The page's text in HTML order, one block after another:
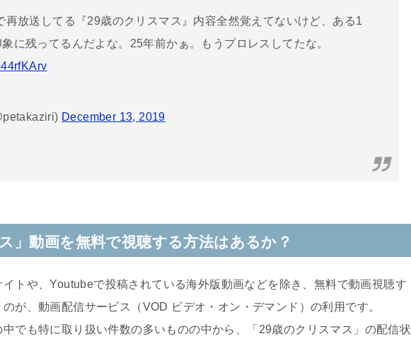
再放送してる『29歳のクリスマス』内容全然覚えてないけど、ある1
に残ってるんだよな。25年前かぁ。もうプロレスしてたな。
December 13, 2019
」動画を無料で視聴する方法はあるか？
イトや、Youtubeで投稿されている海外版動画などを除き、無料で動画視聴す
が、動画配信サービス（VOD ビデオ・オン・デマンド）の利用です。
でも特に取り扱い件数の多いものの中から、「 29歳のクリスマス」の配信状